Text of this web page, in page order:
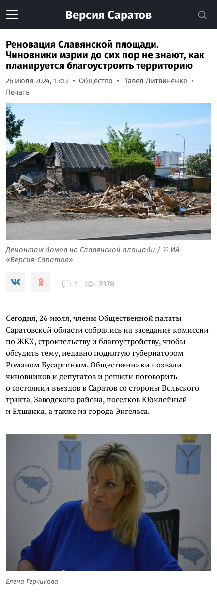
Версия Саратов
Реновация Славянской площади.
Чиновники мэрии до сих пор не знают, как
планируется благоустроить территорию
26 июля 2024, 13:12 Общество
Павел Литвиненко
Печать
Демонтаж домов на Славянской площади / © ИА
«Версия-Саратов»
1 2378
Сегодня, 26 июля, члены Общественной палаты
Саратовской области собрались на заседание комиссии
по ЖКХ, строительству и благоустройству, чтобы
обсудить тему, недавно поднятую губернатором
Романом Бусаргиным. Общественники позвали
чиновников и депутатов и решили поговорить
о состоянии въездов в Саратов со стороны Вольского
тракта, Заводского района, поселков Юбилейный
и Елшанка, а также из города Энгельса.
Елена Герчикова